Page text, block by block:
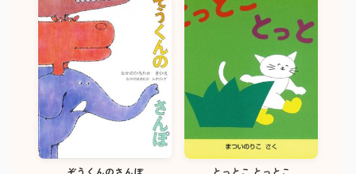
ぞうくんのさんぽ とっとこ とっとこ